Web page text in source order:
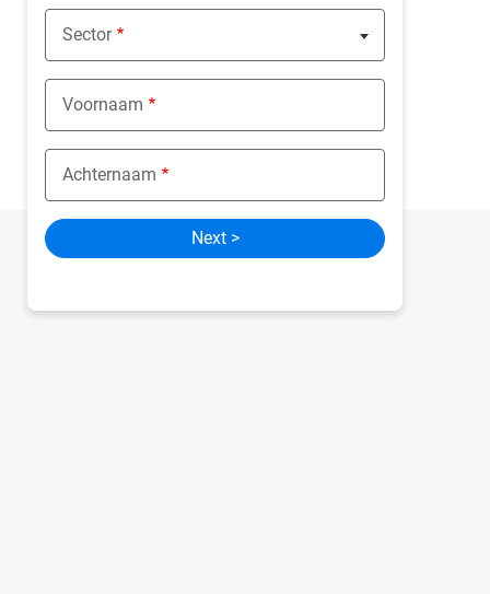
Sector
Nothing selected
Voornaam
Achternaam